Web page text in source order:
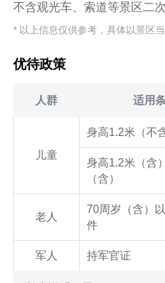
不含观光车、索道等景区二
* 以上信息仅供参考，具体以景区
优待政策
人群 适用
儿童
身高1.2米（不
身高1.2米（含
（含）
老人
70周岁（含）
件
军人 持军官证